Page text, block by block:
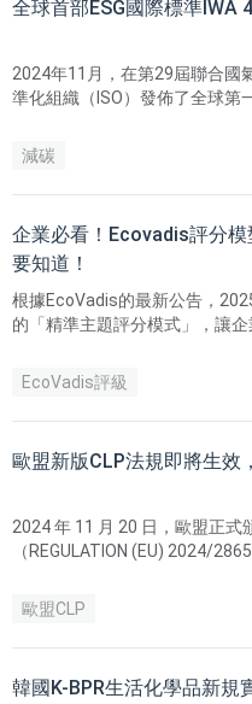
全球首部ESG國際標準IWA
​2024年11月，在第29屆聯合國
準化組織（ISO）發佈了全球第
implementing environmental,
principles）（以下簡稱IWA 48）
減碳
企業必看！Ecovadis評分
要知道！
根據EcoVadis的最新公告，
的「精準主題評分模式」，讓
EcoVadis評級
歐盟新版CLP法規即將生效
2024 年 11 月 20 日，歐盟正式
（REGULATION (EU) 2024/
於 12 月 10 日起生效。
歐盟CLP
韓國K-BPR生活化學品新規